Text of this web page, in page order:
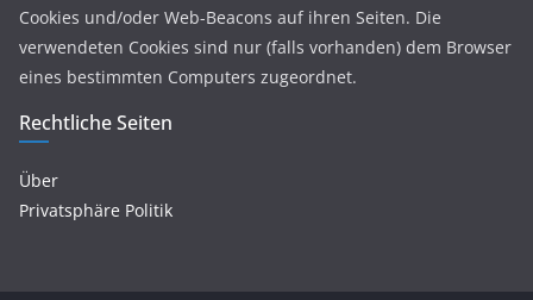
Cookies und/oder Web-Beacons auf ihren Seiten. Die
verwendeten Cookies sind nur (falls vorhanden) dem Browser
eines bestimmten Computers zugeordnet.
Rechtliche Seiten
Über
Privatsphäre Politik